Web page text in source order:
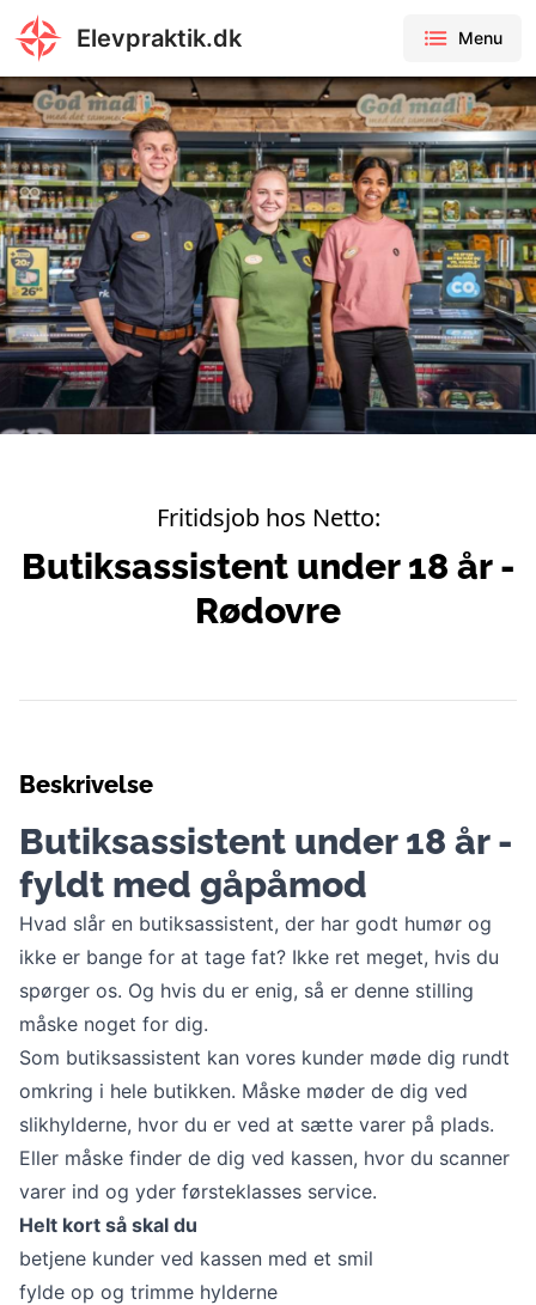
Elevpraktik.dk Menu
Fritidsjob hos Netto:
Butiksassistent under 18 år -
Rødovre
Beskrivelse
Butiksassistent under 18 år -
fyldt med gåpåmod
Hvad slår en butiksassistent, der har godt humør og
ikke er bange for at tage fat? Ikke ret meget, hvis du
spørger os. Og hvis du er enig, så er denne stilling
måske noget for dig.
Som butiksassistent kan vores kunder møde dig rundt
omkring i hele butikken. Måske møder de dig ved
slikhylderne, hvor du er ved at sætte varer på plads.
Eller måske finder de dig ved kassen, hvor du scanner
varer ind og yder førsteklasses service.
Helt kort så skal du
betjene kunder ved kassen med et smil
fylde op og trimme hylderne